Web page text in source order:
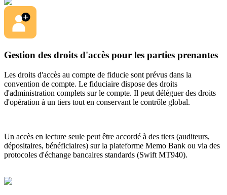
Gestion des droits d'accès pour les parties prenantes
Les droits d'accès au compte de fiducie sont prévus dans la
convention de compte. Le fiduciaire dispose des droits
d'administration complets sur le compte. Il peut déléguer des droits
d'opération à un tiers tout en conservant le contrôle global.
Un accès en lecture seule peut être accordé à des tiers (auditeurs,
dépositaires, bénéficiaires) sur la plateforme Memo Bank ou via des
protocoles d'échange bancaires standards (Swift MT940).